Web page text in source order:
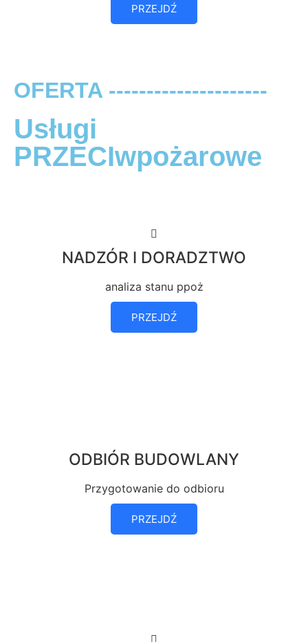
PRZEJDŹ
OFERTA ---------------------
Usługi
PRZECIwpożarowe
NADZÓR I DORADZTWO
analiza stanu ppoż
PRZEJDŹ
ODBIÓR BUDOWLANY
Przygotowanie do odbioru
PRZEJDŹ